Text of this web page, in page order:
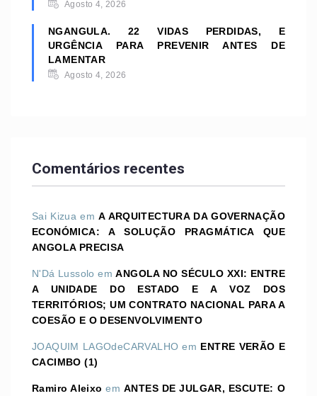
Agosto 4, 2026
NGANGULA. 22 VIDAS PERDIDAS, E
URGÊNCIA PARA PREVENIR ANTES DE
LAMENTAR
Agosto 4, 2026
Comentários recentes
Sai Kizua emA ARQUITECTURA DA GOVERNAÇÃO
ECONÓMICA: A SOLUÇÃO PRAGMÁTICA QUE
ANGOLA PRECISA
N'Dá Lussolo emANGOLA NO SÉCULO XXI: ENTRE
A UNIDADE DO ESTADO E A VOZ DOS
TERRITÓRIOS; UM CONTRATO NACIONAL PARA A
COESÃO E O DESENVOLVIMENTO
JOAQUIM LAGOdeCARVALHO em ENTRE VERÃO E
CACIMBO (1)
Ramiro Aleixo emANTES DE JULGAR, ESCUTE: O